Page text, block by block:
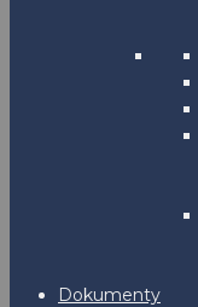
Dokumenty